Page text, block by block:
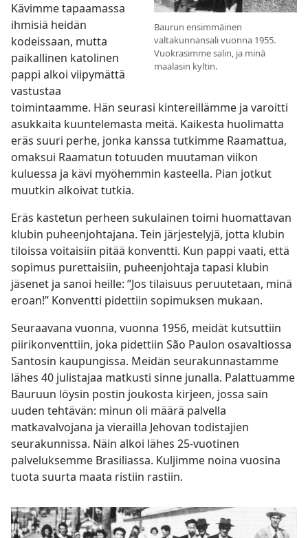
Baurun ensimmäinen
valtakunnansali vuonna 1955.
Vuokrasimme salin, ja minä
maalasin kyltin.
Kävimme tapaamassa
ihmisiä heidän
kodeissaan, mutta
paikallinen katolinen
pappi alkoi viipymättä
vastustaa
toimintaamme. Hän seurasi kintereillämme ja varoitti
asukkaita kuuntelemasta meitä. Kaikesta huolimatta
eräs suuri perhe, jonka kanssa tutkimme Raamattua,
omaksui Raamatun totuuden muutaman viikon
kuluessa ja kävi myöhemmin kasteella. Pian jotkut
muutkin alkoivat tutkia.
Eräs kastetun perheen sukulainen toimi huomattavan
klubin puheenjohtajana. Tein järjestelyjä, jotta klubin
tiloissa voitaisiin pitää konventti. Kun pappi vaati, että
sopimus purettaisiin, puheenjohtaja tapasi klubin
jäsenet ja sanoi heille: ”Jos tilaisuus peruutetaan, minä
eroan!” Konventti pidettiin sopimuksen mukaan.
Seuraavana vuonna, vuonna 1956, meidät kutsuttiin
piirikonventtiin, joka pidettiin São Paulon osavaltiossa
Santosin kaupungissa. Meidän seurakunnastamme
lähes 40 julistajaa matkusti sinne junalla. Palattuamme
Bauruun löysin postin joukosta kirjeen, jossa sain
uuden tehtävän: minun oli määrä palvella
matkavalvojana ja vierailla Jehovan todistajien
seurakunnissa. Näin alkoi lähes 25-vuotinen
palveluksemme Brasiliassa. Kuljimme noina vuosina
tuota suurta maata ristiin rastiin.